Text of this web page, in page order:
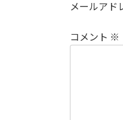
メールアド
コメント ※